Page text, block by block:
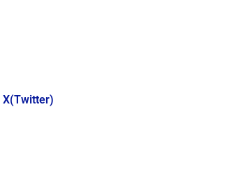
X(Twitter)